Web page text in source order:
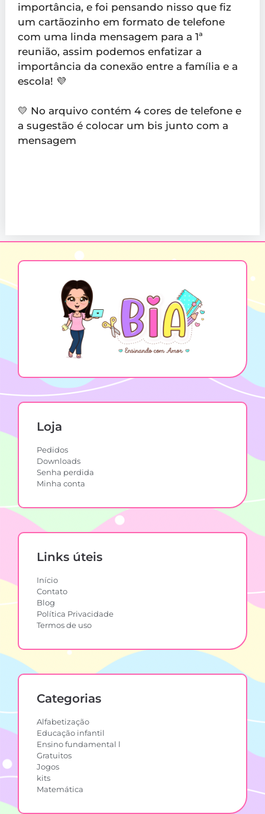
importância, e foi pensando nisso que fiz
um cartãozinho em formato de telefone
com uma linda mensagem para a 1ª
reunião, assim podemos enfatizar a
importância da conexão entre a família e a
escola! 💜
💛 No arquivo contém 4 cores de telefone e
a sugestão é colocar um bis junto com a
mensagem
Loja
Pedidos
Downloads
Senha perdida
Minha conta
Links úteis
Início
Contato
Blog
Política Privacidade
Termos de uso
Categorias
Alfabetização
Educação infantil
Ensino fundamental l
Gratuitos
Jogos
kits
Matemática